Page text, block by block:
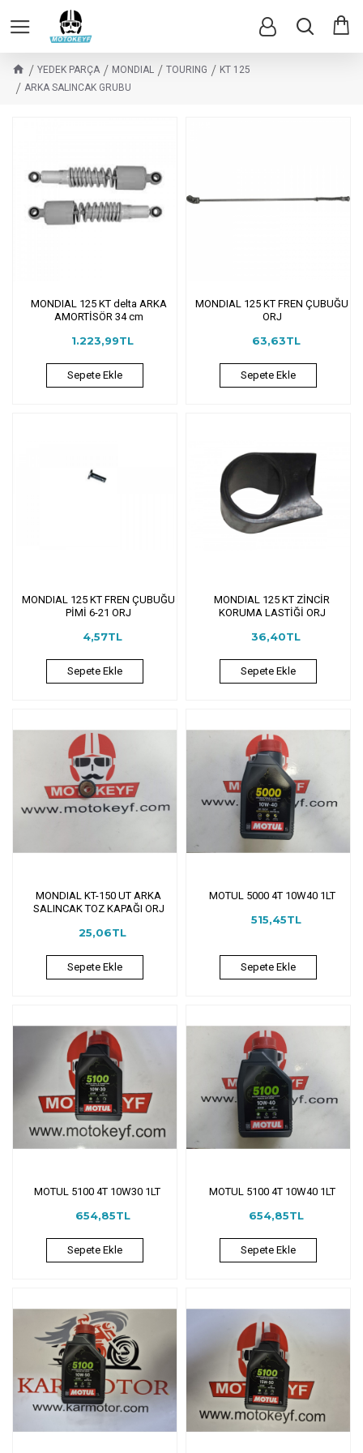
YEDEK PARÇA MONDIAL TOURING
KT 125
ARKA SALINCAK GRUBU
MONDIAL 125 KT delta ARKA
AMORTİSÖR 34 cm
1.223,99TL
Sepete Ekle
MONDIAL 125 KT FREN ÇUBUĞU
ORJ
63,63TL
Sepete Ekle
MONDIAL 125 KT FREN ÇUBUĞU
PİMİ 6-21 ORJ
4,57TL
Sepete Ekle
MONDIAL 125 KT ZİNCİR
KORUMA LASTİĞİ ORJ
36,40TL
Sepete Ekle
MONDIAL KT-150 UT ARKA
SALINCAK TOZ KAPAĞI ORJ
25,06TL
Sepete Ekle
MOTUL 5000 4T 10W40 1LT
515,45TL
Sepete Ekle
MOTUL 5100 4T 10W30 1LT
654,85TL
Sepete Ekle
MOTUL 5100 4T 10W40 1LT
654,85TL
Sepete Ekle